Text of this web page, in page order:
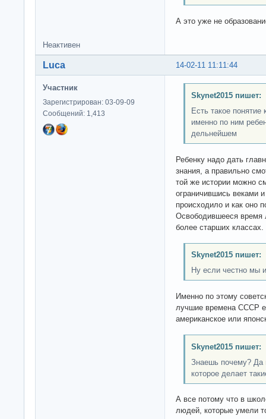
А это уже не
Неактивен
14-02-11 11:11:44
Luca
Участник
Зарегистрирован: 03-09-09
Сообщений: 1,413
Skynet2015 пишет:
Есть такое
именно по ним
дельнейшем
Ребенку надо дать
знания, а правильно
той же истории можно
ограничившись веками
происходило и как оно
Освободившееся время
более старших классах.
Skynet2015 пишет:
Ну если честно мы
Именно по этому
лучшие времена СССР
американское или
Skynet2015 пишет:
Знаешь почему? Да
которое делает
А все потому что в
людей, которые умели